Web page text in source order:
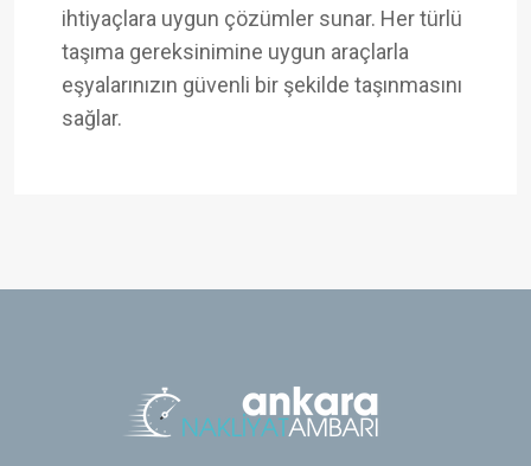
ihtiyaçlara uygun çözümler sunar. Her türlü
taşıma gereksinimine uygun araçlarla
eşyalarınızın güvenli bir şekilde taşınmasını
sağlar.